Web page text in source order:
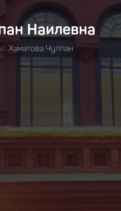
Наилевна
> Хаматова Чулпан